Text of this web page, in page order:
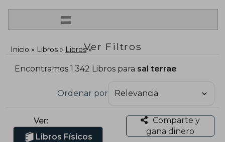
=
Ver Filtros
Inicio Libros Libros
Encontramos 1.342 Libros para sal terrae
Ordenar por
Ver:
Libros Físicos
Comparte y
gana dinero